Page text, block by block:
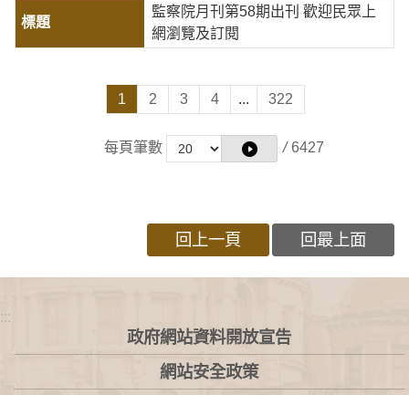
監察院月刊第58期出刊 歡迎民眾上
網瀏覽及訂閱
1 2 3 4 ... 322
每頁筆數 / 6427
回上一頁 回最上面
:::
政府網站資料開放宣告
網站安全政策